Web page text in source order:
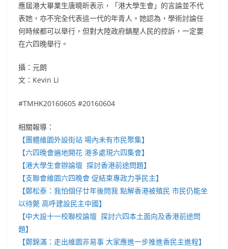
應屆港大畢業生唐曉昕表示，「港大學生會」的言論並不代
表她，亦不完全代表這一代的年青人。她認為，學術討論任
何時候都可以舉行，但對大陸政府鎮壓人民的控訴，一定要
在六四晚舉行。
攝：元朗
文：Kevin Li
#TMHK20160605 #20160604
相關報導：
【團體維園外設街站 場內未有市民聚集】
【六四晚會遍地開花 港多處現六四集會】
【港大學生會辦論壇 探討香港前途問題】
【支聯會維園六四晚會 促結束專政力爭民主】
【鄭松泰：我怕個仔廿年後問我 點解香港被殖民 市民仍能坐
以待斃 高呼建設民主中國】
【中大設十一校聯校論壇 探討六四本土面向及香港前途問
題】
【鄭錦滿：走出維園非易事 大家應進一步推進香民主進程】